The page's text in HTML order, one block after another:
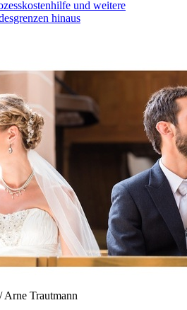
und weitere
hinaus
Arne Trautmann